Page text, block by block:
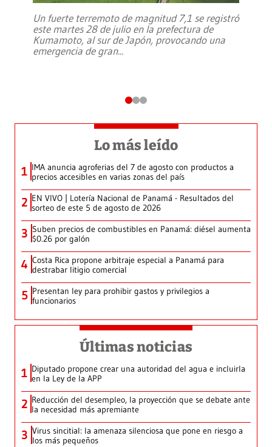
Un fuerte terremoto de magnitud 7,1 se registró
este martes 28 de julio en la prefectura de
Kumamoto, al sur de Japón, provocando una
emergencia de gran...
Lo más leído
1 IMA anuncia agroferias del 7 de agosto con productos a
precios accesibles en varias zonas del país
2 EN VIVO | Lotería Nacional de Panamá - Resultados del
sorteo de este 5 de agosto de 2026
3 Suben precios de combustibles en Panamá: diésel aumenta
$0.26 por galón
4 Costa Rica propone arbitraje especial a Panamá para
destrabar litigio comercial
5 Presentan ley para prohibir gastos y privilegios a
funcionarios
Últimas noticias
1 Diputado propone crear una autoridad del agua e incluirla
en la Ley de la APP
2 Reducción del desempleo, la proyección que se debate ante
la necesidad más apremiante
3 Virus sincitial: la amenaza silenciosa que pone en riesgo a
los más pequeños